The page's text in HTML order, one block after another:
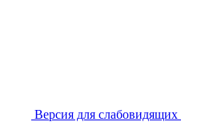
Версия для слабовидящих